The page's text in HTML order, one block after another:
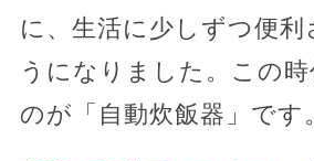
に、生活に少しずつ便利
うになりました。この
のが「自動炊飯器」です